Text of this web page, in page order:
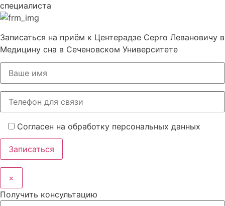
специалиста
Записаться на приём к Центерадзе Серго Левановичу в
Медицину сна в Сеченовском Университете
Согласен на обработку персональных данных
×
Получить консультацию